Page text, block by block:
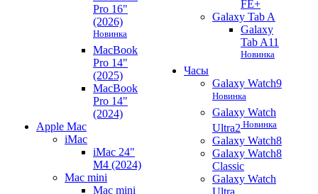
Pro 16"
(2026)
Новинка
MacBook
Pro 14"
(2025)
MacBook
Pro 14"
(2024)
Apple Mac
iMac
iMac 24"
M4 (2024)
Mac mini
Mac mini
FE+
Galaxy Tab A
Galaxy
Tab A11
Новинка
Часы
Galaxy Watch9
Новинка
Galaxy Watch
Ultra2 Новинка
Galaxy Watch8
Galaxy Watch8
Classic
Galaxy Watch
Ultra